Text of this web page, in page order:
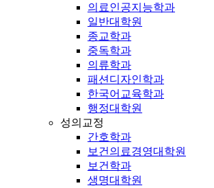
의료인공지능학과
일반대학원
종교학과
중독학과
의류학과
패션디자인학과
한국어교육학과
행정대학원
성의교정
간호학과
보건의료경영대학원
보건학과
생명대학원